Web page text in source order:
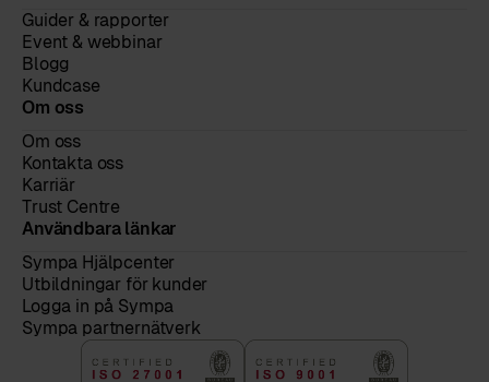
Guider & rapporter
Event & webbinar
Blogg
Kundcase
Om oss
Om oss
Kontakta oss
Karriär
Trust Centre
Användbara länkar
Sympa Hjälpcenter
Utbildningar för kunder
Logga in på Sympa
Sympa partnernätverk